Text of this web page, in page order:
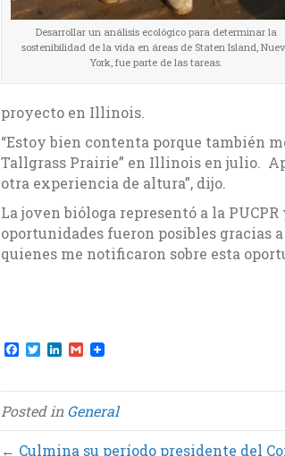
Desarrollar un análisis ecológico para determinar la
sostenibilidad de la vida en áreas de Staten Island,
York, fue parte de las tareas.
proyecto en Illinois.
“Estoy bien contenta porque también
Tallgrass Prairie” en Illinois en julio.
otra experiencia de altura”, dijo.
La joven bióloga representó a la
oportunidades fueron posibles gracias
quienes me notificaron sobre esta
F
a
e
b
o
o
k
T
w
t
t
e
r
L
k
e
d
I
n
G
m
i
l
Posted inGeneral
← Culmina su período presidente del